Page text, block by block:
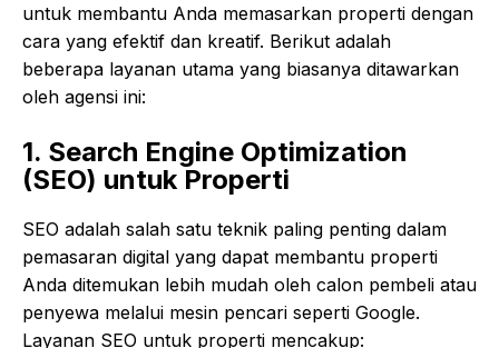
untuk membantu Anda memasarkan properti dengan
cara yang efektif dan kreatif. Berikut adalah
beberapa layanan utama yang biasanya ditawarkan
oleh agensi ini:
1. Search Engine Optimization
(SEO) untuk Properti
SEO adalah salah satu teknik paling penting dalam
pemasaran digital yang dapat membantu properti
Anda ditemukan lebih mudah oleh calon pembeli atau
penyewa melalui mesin pencari seperti Google.
Layanan SEO untuk properti mencakup: